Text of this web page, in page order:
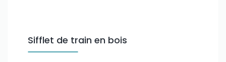
Sifflet de train en bois